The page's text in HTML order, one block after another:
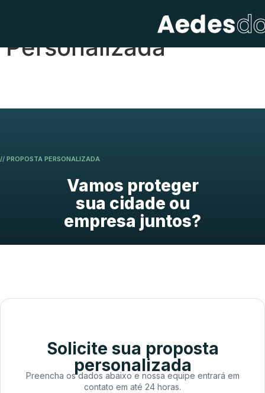
Personalizada
// PROPOSTA PERSONALIZADA
Vamos proteger
sua cidade ou
empresa juntos?
Solicite sua proposta
personalizada
Preencha os dados abaixo e nossa equipe entrará em
contato em até 24 horas.